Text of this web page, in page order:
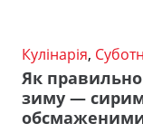
Кулінарія,
Як
зиму —